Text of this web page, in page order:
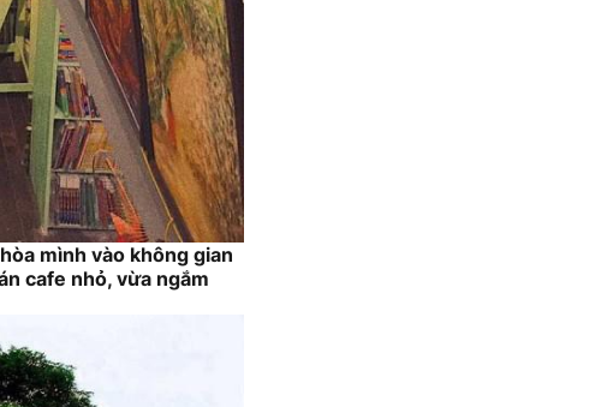
mình vào không gian
cafe nhỏ, vừa ngắm